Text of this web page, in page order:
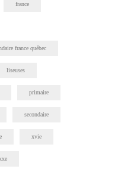
france
france québec
liseuses
primaire
secondaire
xvie